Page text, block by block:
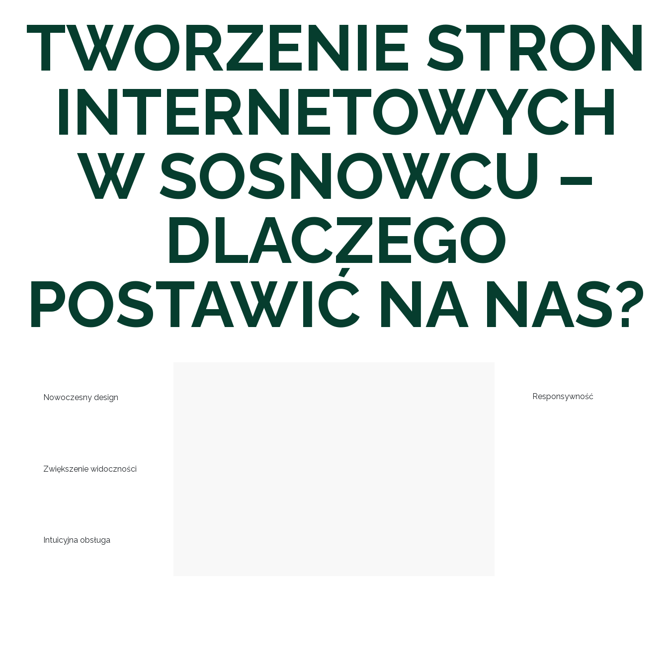
TWORZENIE STRON
INTERNETOWYCH
W SOSNOWCU –
DLACZEGO
POSTAWIĆ NA NAS?
Nowoczesny design
Zwiększenie widoczności
Intuicyjna obsługa
Responsywność